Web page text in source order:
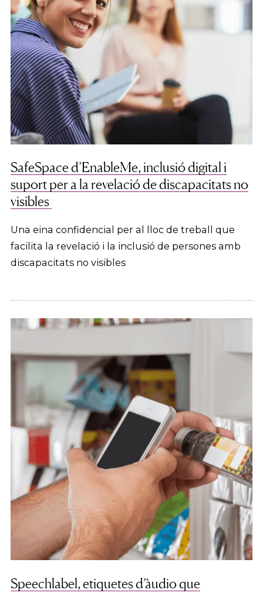
SafeSpace d’EnableMe, inclusió digital i
suport per a la revelació de discapacitats no
visibles
Una eina confidencial per al lloc de treball que
facilita la revelació i la inclusió de persones amb
discapacitats no visibles
Speechlabel, etiquetes d’àudio que